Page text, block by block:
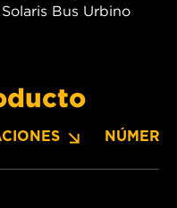
Bus Urbino